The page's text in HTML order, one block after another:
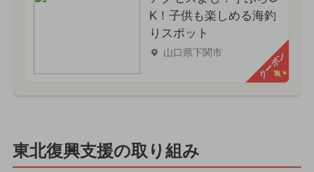
K！子供も楽しめる海釣
りスポット
山口県下関市 クーポン
東北復興支援の取り組み